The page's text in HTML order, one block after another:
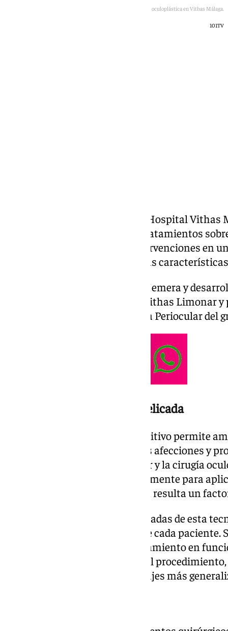
Dr. Francisco Zamorano, especialista en cirugía oculoplástica en Vithas Málaga.
101TV
El Servicio de Oftalmología del Hospital
láser de CO₂ especializado en tratamientos
una tecnología orientada a intervenciones en
por su proximidad al ojo y por las
El nuevo equipo, denominado Hemera y
operativo en el centro médico Vithas Limonar y
Cirugía Oculoplástica y Estética Periocular del
Tecnología para una zona delicada
La incorporación de este dispositivo permite
para el tratamiento de distintas afecciones y
los párpados, el contorno ocular y la cirugía
plataforma diseñada específicamente para
perioculares, donde la precisión resulta un
Entre las características destacadas de esta
adaptación a las necesidades de cada
sistema permite ajustar el tratamiento en
médica concreta y el objetivo del
personalización frente a abordajes más